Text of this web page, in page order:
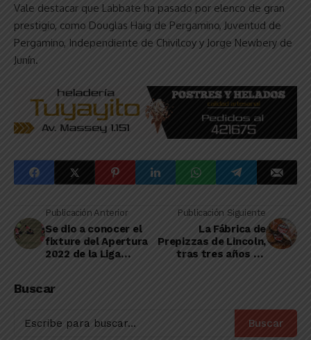
Vale destacar que Labbate ha pasado por elenco de gran
prestigio, como Douglas Haig de Pergamino, Juventud de
Pergamino, Independiente de Chivilcoy y Jorge Newbery de
Junín.
Publicación Anterior
Se dio a conocer el
fixture del Apertura
2022 de la Liga
Publicación Siguiente
La Fábrica de
Prepizzas de Lincoln,
tras tres años de
Buscar
Buscar